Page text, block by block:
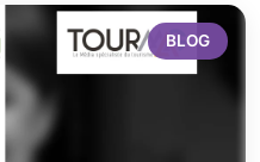
BLOG